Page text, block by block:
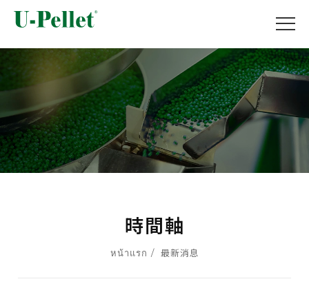
時間軸
หน้าแรก 最新消息